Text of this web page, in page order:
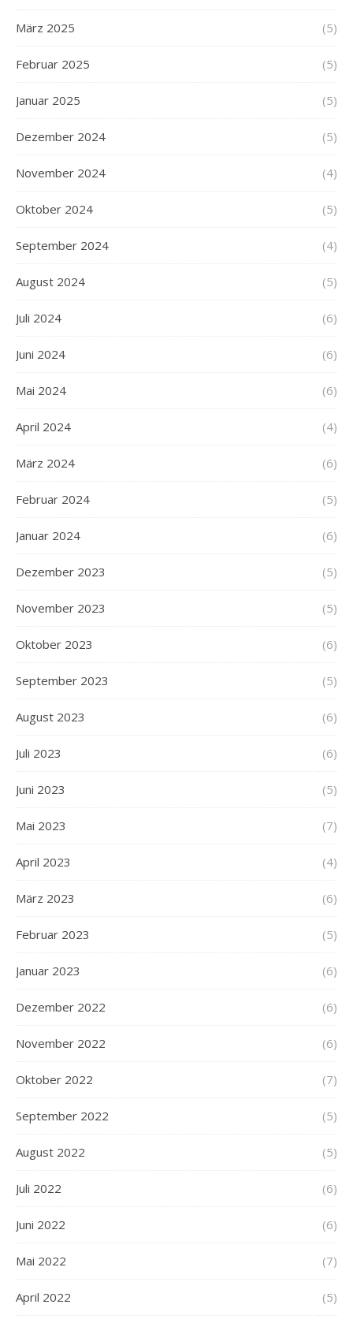
März 2025 (5)
Februar 2025 (5)
Januar 2025 (5)
Dezember 2024 (5)
November 2024 (4)
Oktober 2024 (5)
September 2024 (4)
August 2024 (5)
Juli 2024 (6)
Juni 2024 (6)
Mai 2024 (6)
April 2024 (4)
März 2024 (6)
Februar 2024 (5)
Januar 2024 (6)
Dezember 2023 (5)
November 2023 (5)
Oktober 2023 (6)
September 2023 (5)
August 2023 (6)
Juli 2023 (6)
Juni 2023 (5)
Mai 2023 (7)
April 2023 (4)
März 2023 (6)
Februar 2023 (5)
Januar 2023 (6)
Dezember 2022 (6)
November 2022 (6)
Oktober 2022 (7)
September 2022 (5)
August 2022 (5)
Juli 2022 (6)
Juni 2022 (6)
Mai 2022 (7)
April 2022 (5)